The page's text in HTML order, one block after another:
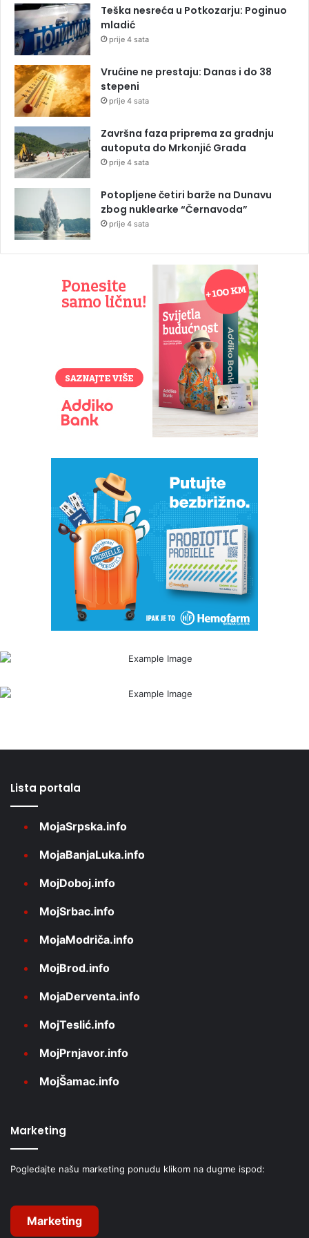
Teška nesreća u Potkozarju: Poginuo
mladić
prije 4 sata
Vrućine ne prestaju: Danas i do 38
stepeni
prije 4 sata
Završna faza priprema za gradnju
autoputa do Mrkonjić Grada
prije 4 sata
Potopljene četiri barže na Dunavu
zbog nuklearke “Černavoda”
prije 4 sata
Lista portala
MojaSrpska.info
MojaBanjaLuka.info
MojDoboj.info
MojSrbac.info
MojaModriča.info
MojBrod.info
MojaDerventa.info
MojTeslić.info
MojPrnjavor.info
MojŠamac.info
Marketing
Pogledajte našu marketing ponudu klikom na dugme ispod:
Marketing